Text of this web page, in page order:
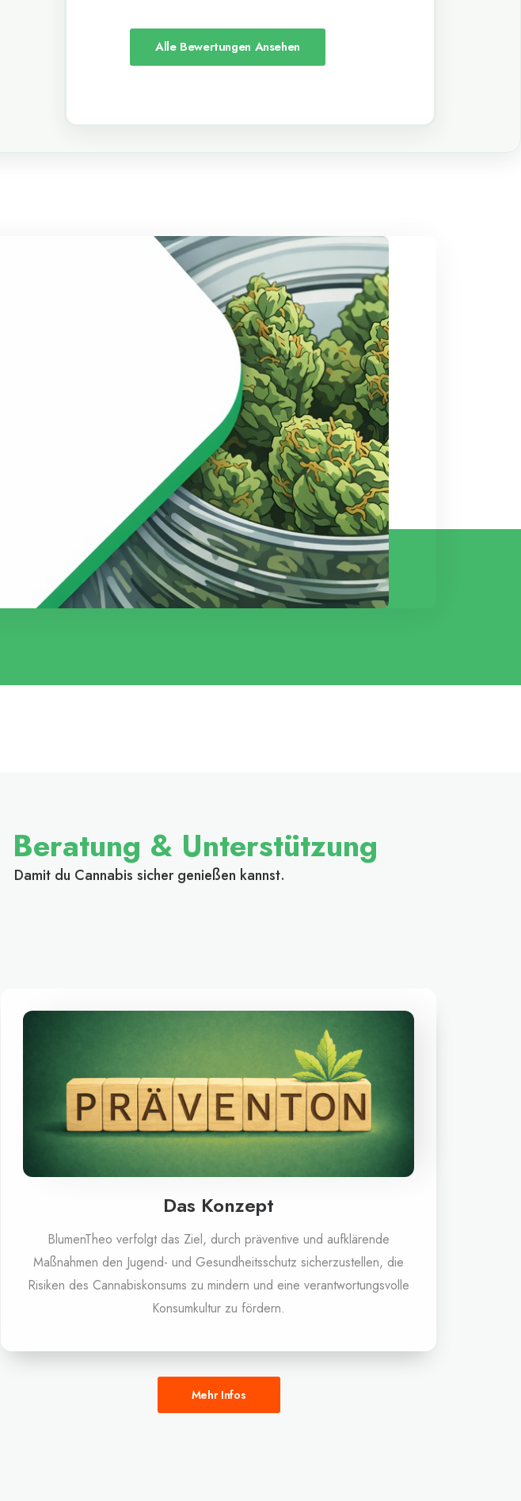
Alle Bewertungen Ansehen
Beratung & Unterstützung
Damit du Cannabis sicher genießen kannst.
Das Konzept
BlumenTheo verfolgt das Ziel, durch präventive und aufklärende
Maßnahmen den Jugend- und Gesundheitsschutz sicherzustellen, die
Risiken des Cannabiskonsums zu mindern und eine verantwortungsvolle
Konsumkultur zu fördern.
Mehr Infos